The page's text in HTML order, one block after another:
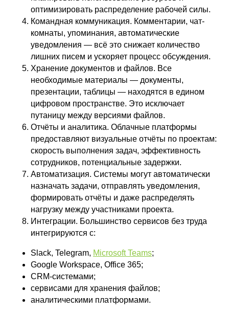
оптимизировать распределение рабочей силы.
Командная коммуникация. Комментарии, чат-
комнаты, упоминания, автоматические
уведомления — всё это снижает количество
лишних писем и ускоряет процесс обсуждения.
Хранение документов и файлов. Все
необходимые материалы — документы,
презентации, таблицы — находятся в едином
цифровом пространстве. Это исключает
путаницу между версиями файлов.
Отчёты и аналитика. Облачные платформы
предоставляют визуальные отчёты по проектам:
скорость выполнения задач, эффективность
сотрудников, потенциальные задержки.
Автоматизация. Системы могут автоматически
назначать задачи, отправлять уведомления,
формировать отчёты и даже распределять
нагрузку между участниками проекта.
Интеграции. Большинство сервисов без труда
интегрируются с:
Slack, Telegram, Microsoft Teams;
Google Workspace, Office 365;
CRM-системами;
сервисами для хранения файлов;
аналитическими платформами.